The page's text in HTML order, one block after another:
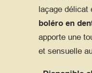
laçage délicat
boléro en
apporte une
et sensuelle